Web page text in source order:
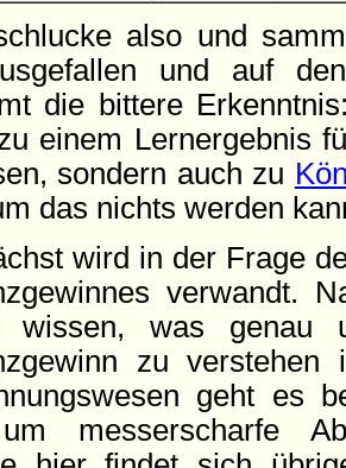
also und
und auf
die bittere
einem Lernergebnis
sondern auch zu
das nichts werden
wird in der Frage
verwandt.
wissen, was genau
zu verstehen
geht es
messerscharfe